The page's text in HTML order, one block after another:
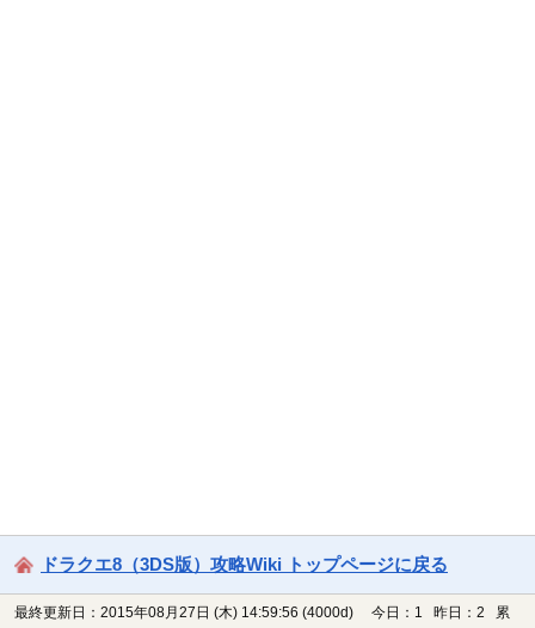
ドラクエ8（3DS版）攻略Wiki トップページに戻る
最終更新日：2015年08月27日 (木) 14:59:56 (4000d)
今日：1 昨日：2 累